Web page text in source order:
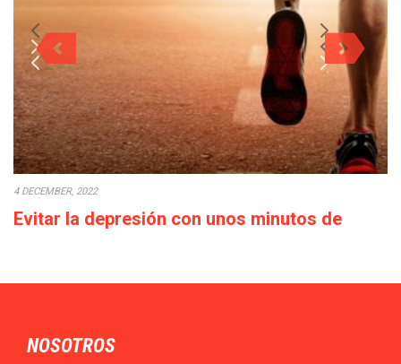
4 DECEMBER, 2022
Evitar la depresión con unos minutos de
NOSOTROS